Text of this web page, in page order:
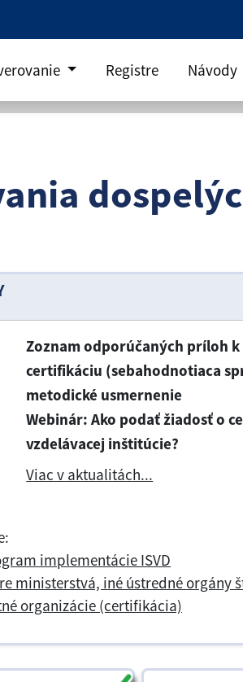
Registre Návody
Zoznam odporúčaných príloh
certifikáciu (sebahodnotiaca
metodické usmernenie
Webinár: Ako podať žiadosť o
vzdelávacej inštitúcie?
Viac v aktualitách...
implementácie ISVD
ministerstvá, iné ústredné orgány
organizácie (certifikácia)